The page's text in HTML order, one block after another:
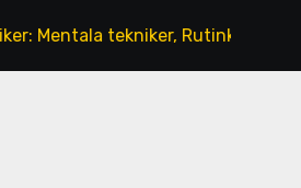
tekniker, Rutinkonsistens,